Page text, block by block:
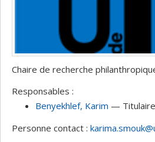
Chaire de recherche
Responsables :
Benyekhlef, Karim — Titulaire
Personne contact :